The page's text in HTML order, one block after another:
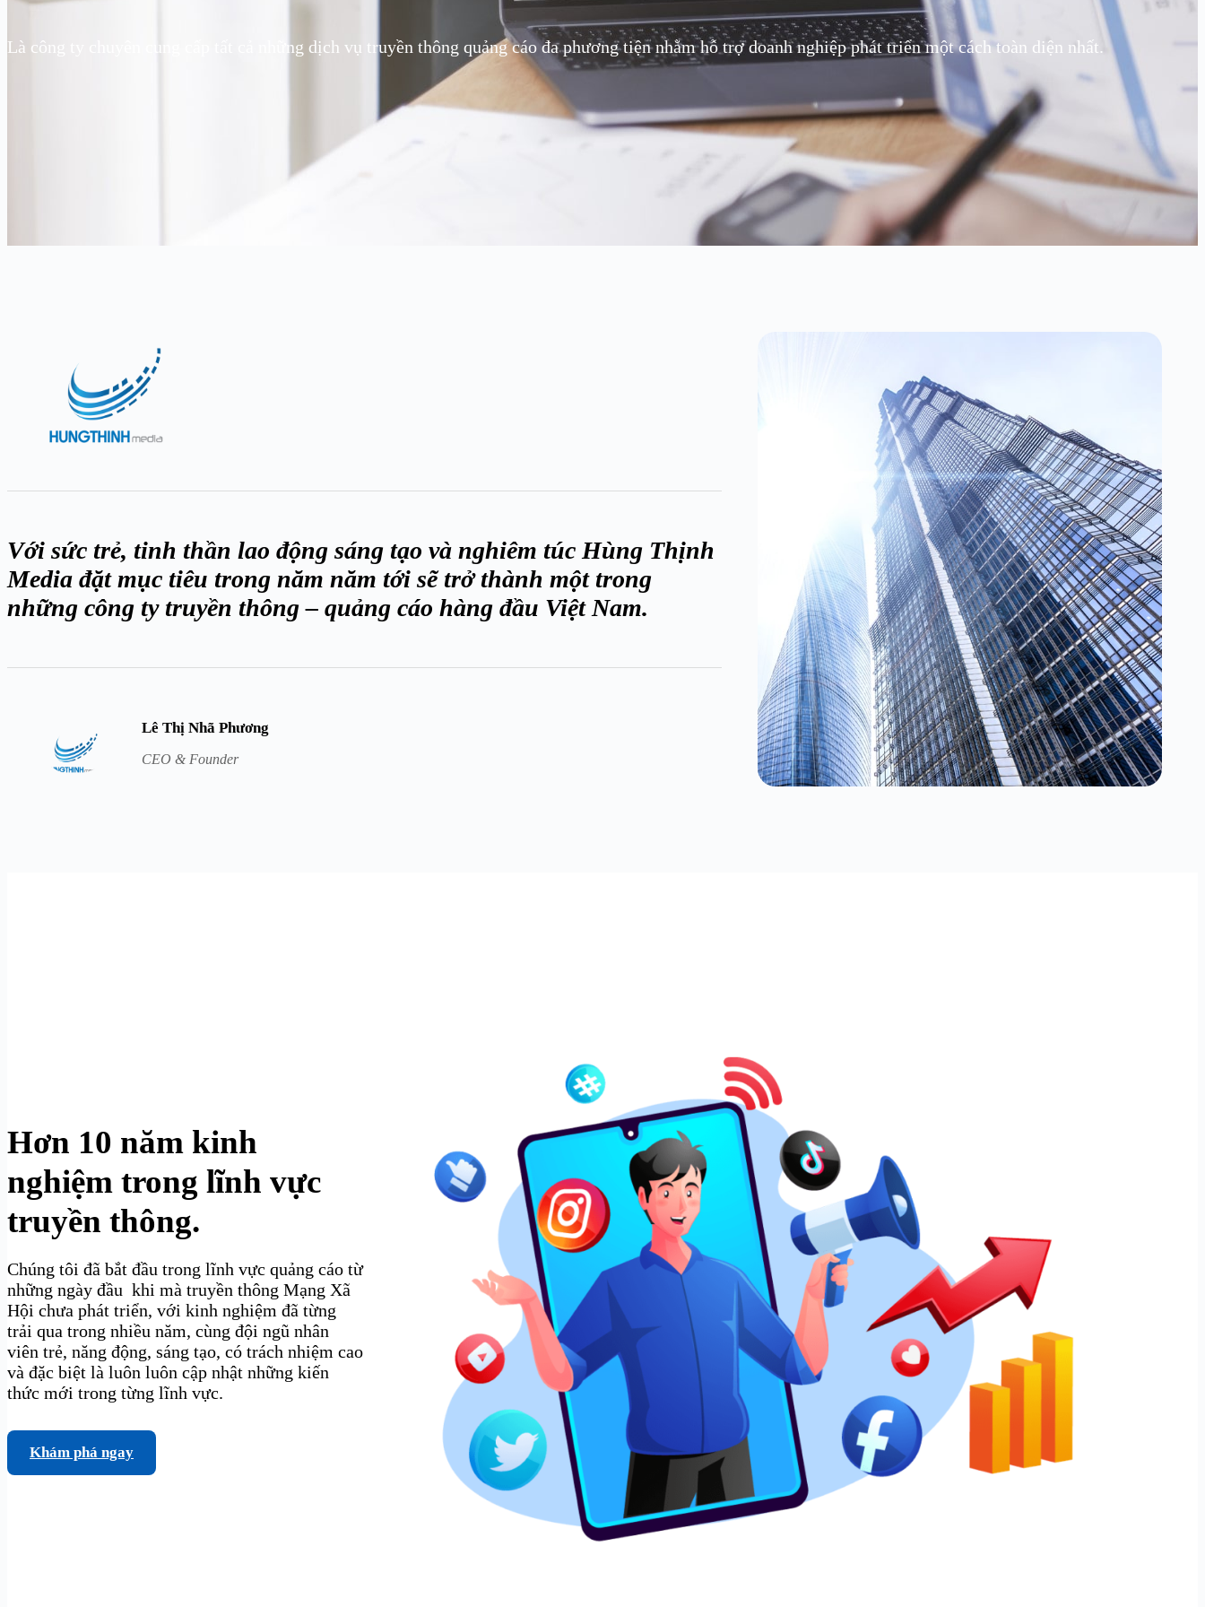
Là công ty chuyên cung cấp tất cả những dịch vụ truyền thông quảng cáo đa phương tiện nhằm hỗ trợ doanh nghiệp phát triển một cách toàn diện nhất.
Với sức trẻ, tinh thần lao động sáng tạo và nghiêm túc Hùng Thịnh
Media đặt mục tiêu trong năm năm tới sẽ trở thành một trong
những công ty truyền thông – quảng cáo hàng đầu Việt Nam.
Lê Thị Nhã Phương
CEO & Founder
Hơn 10 năm kinh
nghiệm trong lĩnh vực
truyền thông.
Chúng tôi đã bắt đầu trong lĩnh vực quảng cáo từ
những ngày đầu khi mà truyền thông Mạng Xã
Hội chưa phát triển, với kinh nghiệm đã từng
trải qua trong nhiều năm, cùng đội ngũ nhân
viên trẻ, năng động, sáng tạo, có trách nhiệm cao
và đặc biệt là luôn luôn cập nhật những kiến
thức mới trong từng lĩnh vực.
Khám phá ngay